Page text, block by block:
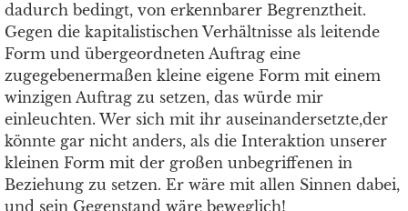
dadurch bedingt, von erkennbarer Begrenztheit.
Gegen die kapitalistischen Verhältnisse als leitende
Form und übergeordneten Auftrag eine
zugegebenermaßen kleine eigene Form mit einem
winzigen Auftrag zu setzen, das würde mir
einleuchten. Wer sich mit ihr auseinandersetzte,der
könnte gar nicht anders, als die Interaktion unserer
kleinen Form mit der großen unbegriffenen in
Beziehung zu setzen. Er wäre mit allen Sinnen dabei,
und sein Gegenstand wäre beweglich!